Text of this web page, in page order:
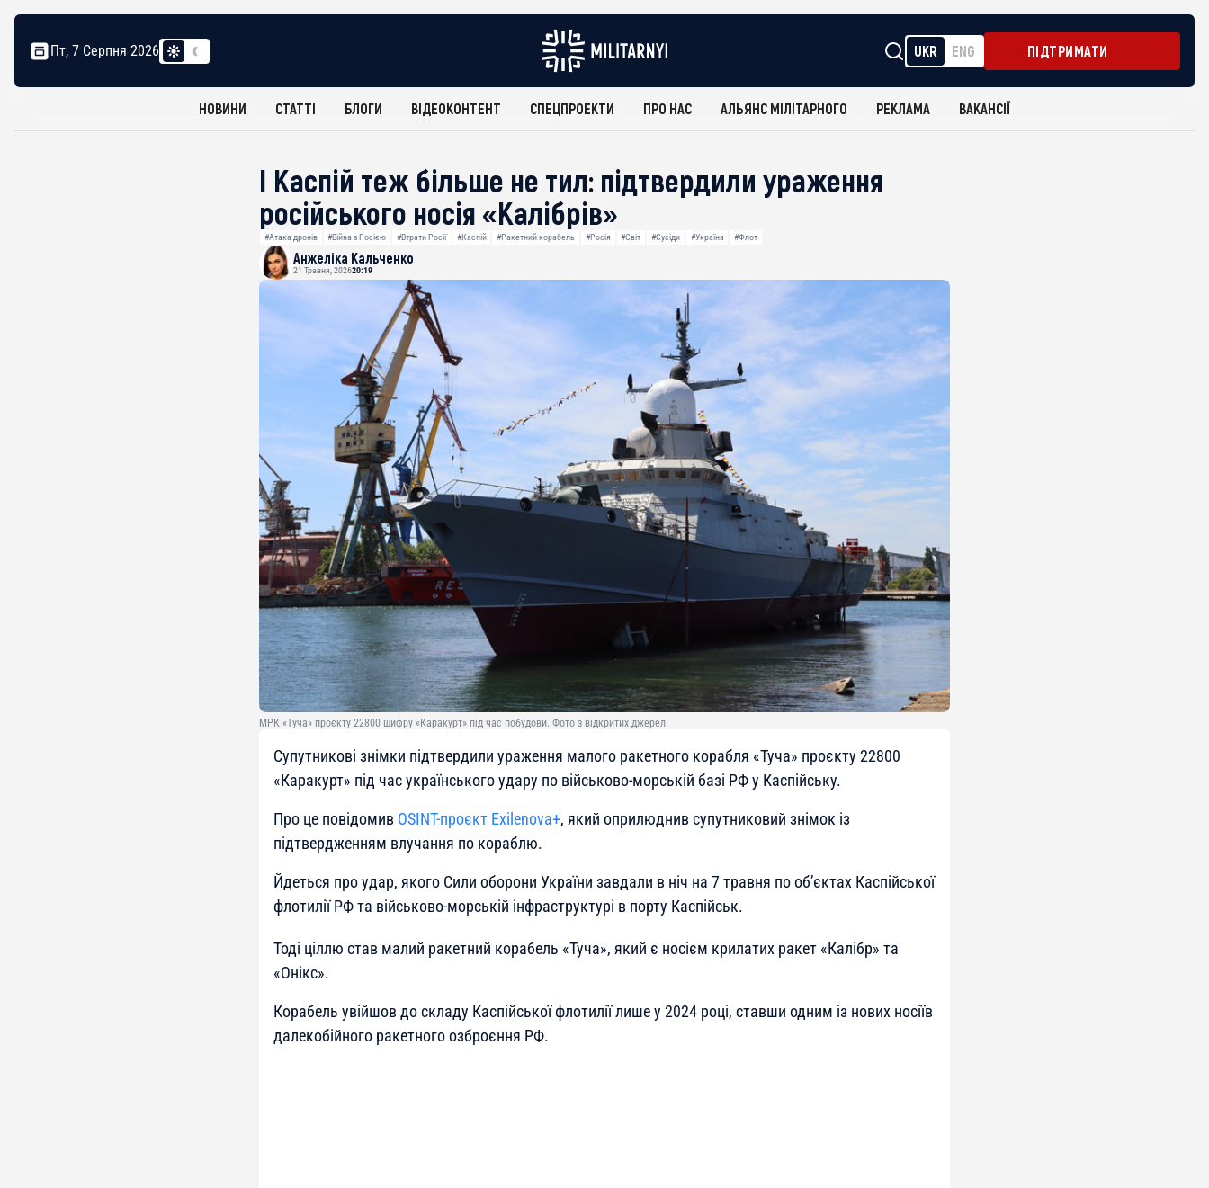
Пт, 7 Серпня 2026 UKR ENG ПІДТРИМАТИ
НОВИНИ СТАТТІ БЛОГИ ВІДЕОКОНТЕНТ СПЕЦПРОЕКТИ ПРО НАС АЛЬЯНС МІЛІТАРНОГО РЕКЛАМА ВАКАНСІЇ
І Каспій теж більше не тил: підтвердили ураження
російського носія «Калібрів»
#Атака дронів #Війна з Росією #Втрати Росії #Каспій #Ракетний корабель #Росія #Світ #Сусіди #Україна #Флот
Анжеліка Кальченко
21 Травня, 202620:19
МРК «Туча» проєкту 22800 шифру «Каракурт» під час побудови. Фото з відкритих джерел.
Супутникові знімки підтвердили ураження малого ракетного корабля «Туча» проєкту 22800
«Каракурт» під час українського удару по військово-морській базі РФ у Каспійську.
Про це повідомив OSINT-проєкт Exilenova+, який оприлюднив супутниковий знімок із
підтвердженням влучання по кораблю.
Йдеться про удар, якого Сили оборони України завдали в ніч на 7 травня по об’єктах Каспійської
флотилії РФ та військово-морській інфраструктурі в порту Каспійськ.
Тоді ціллю став малий ракетний корабель «Туча», який є носієм крилатих ракет «Калібр» та
«Онікс».
Корабель увійшов до складу Каспійської флотилії лише у 2024 році, ставши одним із нових носіїв
далекобійного ракетного озброєння РФ.